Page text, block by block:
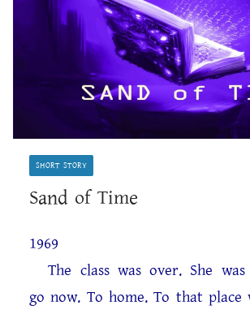
SHORT STORY
Sand of Time
1969
The class was over. She
go now. To home. To that place